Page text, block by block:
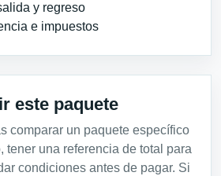
y regreso
e impuestos
este paquete
comparar un paquete específico
tener una referencia de total para
condiciones antes de pagar. Si